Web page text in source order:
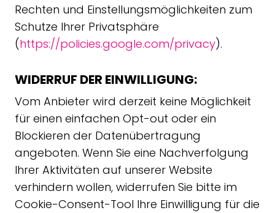
Rechten und Einstellungsmöglichkeiten zum
Schutze Ihrer Privatsphäre
(https://policies.google.com/privacy).
WIDERRUF DER EINWILLIGUNG:
Vom Anbieter wird derzeit keine Möglichkeit
für einen einfachen Opt-out oder ein
Blockieren der Datenübertragung
angeboten. Wenn Sie eine Nachverfolgung
Ihrer Aktivitäten auf unserer Website
verhindern wollen, widerrufen Sie bitte im
Cookie-Consent-Tool Ihre Einwilligung für die